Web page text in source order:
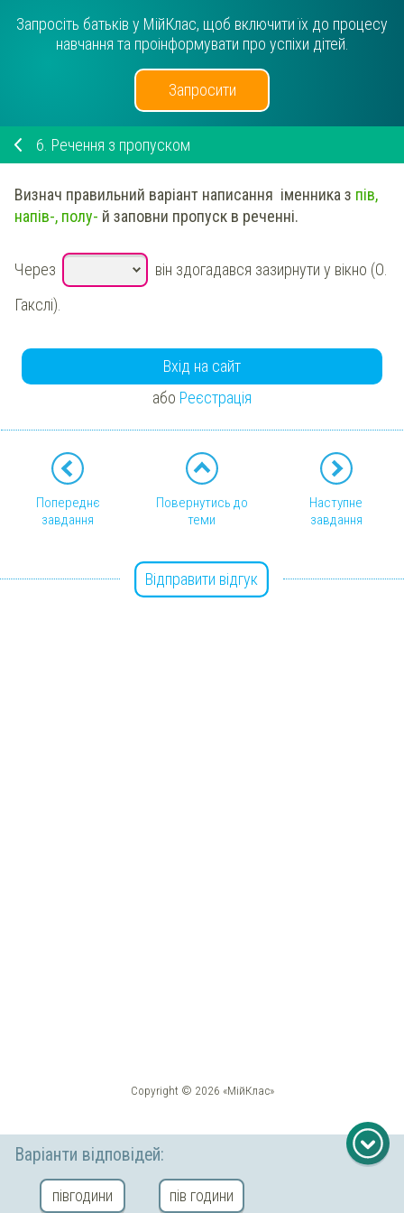
Запросіть батьків у МійКлас, щоб включити їх до процесу
навчання та проінформувати про успіхи дітей.
Запросити
6. Речення з пропуском
Визнач правильний варіант написання іменника з пів,
напів-, полу- й заповни пропуск в реченні.
Через
він здогадався зазирнути у вікно (О.
Гакслі).
Варіанти відповідей:
півгодини пів години
Вхід на сайт
або Реєстрація
Попереднє
завдання
Повернутись до
теми
Наступне
завдання
Відправити відгук
Copyright © 2026 «МійКлас»